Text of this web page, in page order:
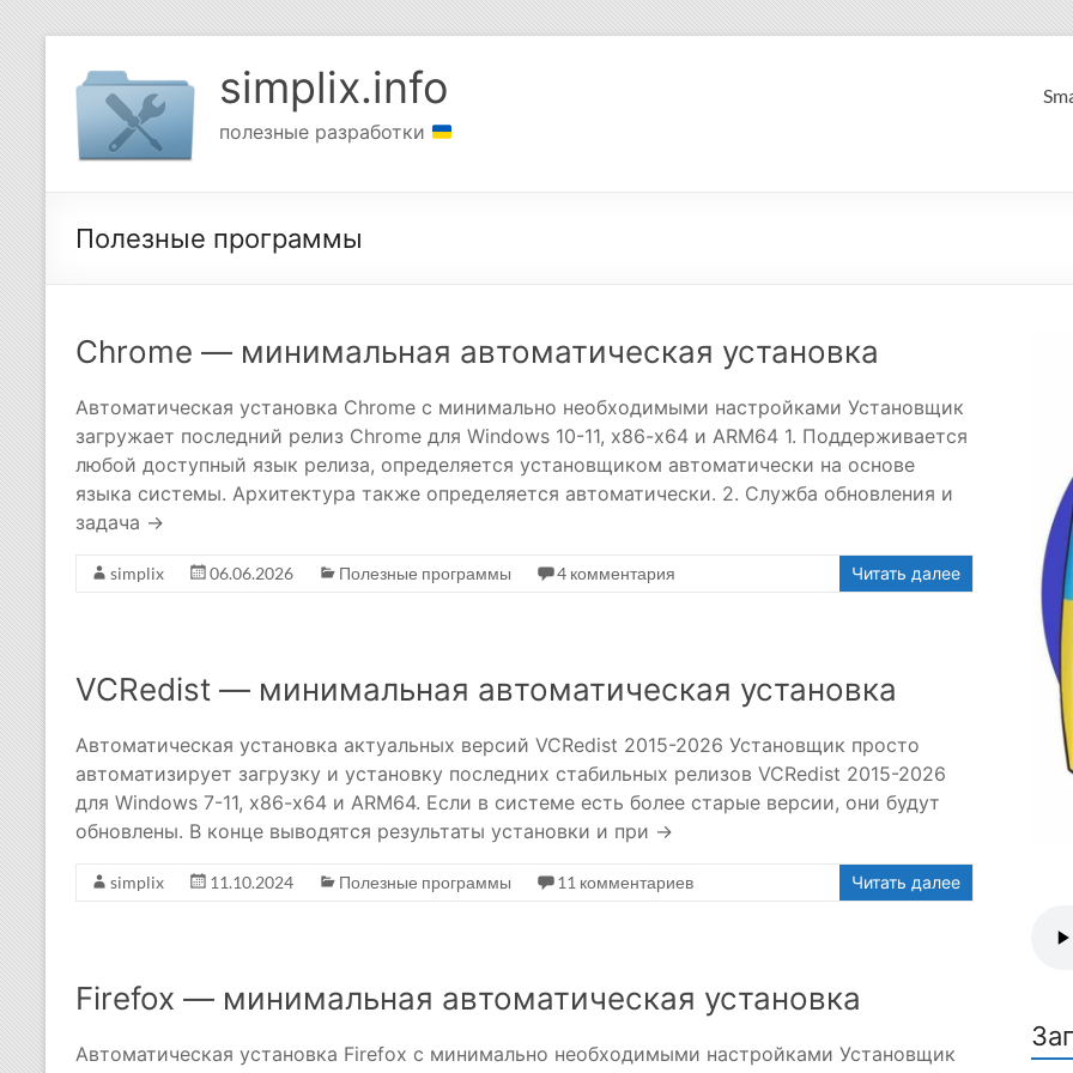
содержимому
simplix.info
полезные разработки
Полезные программы
Chrome — минимальная автоматическая установка
Автоматическая установка Chrome с минимально необходимыми настройками Установщик
загружает последний релиз Chrome для Windows 10-11, x86-x64 и ARM64 1. Поддерживается
любой доступный язык релиза, определяется установщиком автоматически на основе
языка системы. Архитектура также определяется автоматически. 2. Служба обновления и
задача →
simplix 06.06.2026 Полезные программы 4 комментария Читать далее
VCRedist — минимальная автоматическая установка
Автоматическая установка актуальных версий VCRedist 2015-2026 Установщик просто
автоматизирует загрузку и установку последних стабильных релизов VCRedist 2015-2026
для Windows 7-11, x86-x64 и ARM64. Если в системе есть более старые версии, они будут
обновлены. В конце выводятся результаты установки и при →
simplix 11.10.2024 Полезные программы 11 комментариев Читать далее
Firefox — минимальная автоматическая установка
Автоматическая установка Firefox с минимально необходимыми настройками Установщик